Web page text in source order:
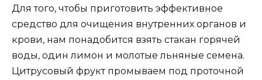
Для того, чтобы приготовить эффективное
средство для очищения внутренних органов и
крови, нам понадобится взять стакан горячей
воды, один лимон и молотые льняные семена.
Цитрусовый фрукт промываем под проточной